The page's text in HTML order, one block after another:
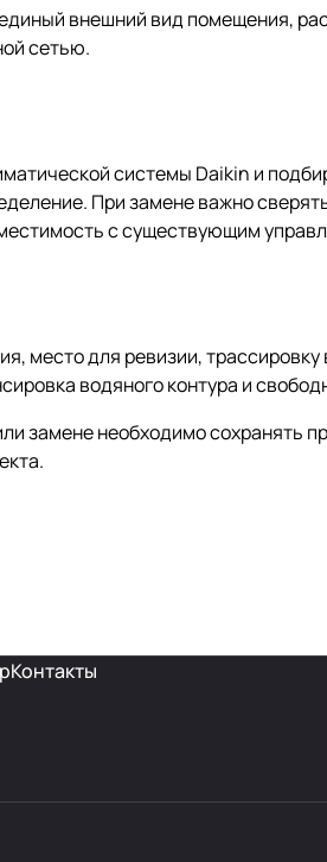
внешний вид помещения,
сетью.
системы Daikin и
При замене важно
с существующим
место для ревизии,
водяного контура и
замене необходимо
Контакты